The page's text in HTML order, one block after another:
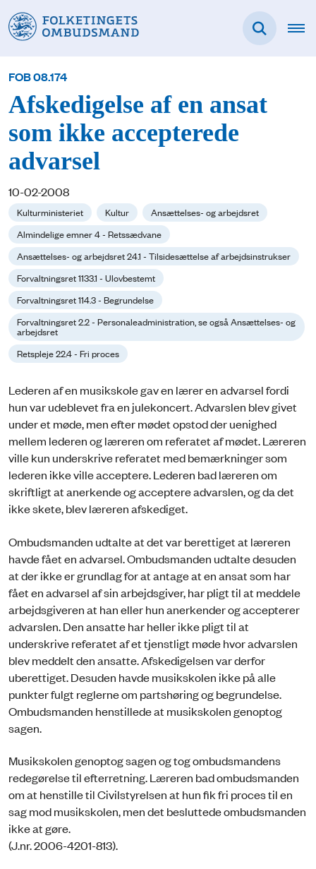
FOB 08.174
Afskedigelse af en ansat
som ikke accepterede
advarsel
10-02-2008
Kulturministeriet Kultur
Ansættelses- og arbejdsret
Almindelige emner 4 - Retssædvane
Ansættelses- og arbejdsret 24.1 - Tilsidesættelse af arbejdsinstrukser
Forvaltningsret 1133.1 - Ulovbestemt
Forvaltningsret 114.3 - Begrundelse
Forvaltningsret 2.2 - Personaleadministration, se også Ansættelses- og
arbejdsret
Retspleje 22.4 - Fri proces
Lederen af en musikskole gav en lærer en advarsel fordi
hun var udeblevet fra en julekoncert. Advarslen blev givet
under et møde, men efter mødet opstod der uenighed
mellem lederen og læreren om referatet af mødet. Læreren
ville kun underskrive referatet med bemærkninger som
lederen ikke ville acceptere. Lederen bad læreren om
skriftligt at anerkende og acceptere advarslen, og da det
ikke skete, blev læreren afskediget.
Ombudsmanden udtalte at det var berettiget at læreren
havde fået en advarsel. Ombudsmanden udtalte desuden
at der ikke er grundlag for at antage at en ansat som har
fået en advarsel af sin arbejdsgiver, har pligt til at meddele
arbejdsgiveren at han eller hun anerkender og accepterer
advarslen. Den ansatte har heller ikke pligt til at
underskrive referatet af et tjenstligt møde hvor advarslen
blev meddelt den ansatte. Afskedigelsen var derfor
uberettiget. Desuden havde musikskolen ikke på alle
punkter fulgt reglerne om partshøring og begrundelse.
Ombudsmanden henstillede at musikskolen genoptog
sagen.
Musikskolen genoptog sagen og tog ombudsmandens
redegørelse til efterretning. Læreren bad ombudsmanden
om at henstille til Civilstyrelsen at hun fik fri proces til en
sag mod musikskolen, men det besluttede ombudsmanden
ikke at gøre.
(J.nr. 2006-4201-813).